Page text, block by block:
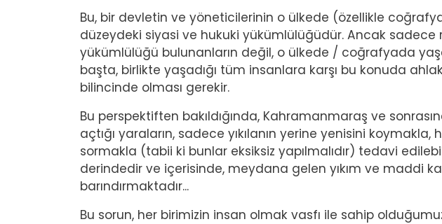
Bu, bir devletin ve yöneticilerinin o ülkede (özellikle
düzeydeki siyasi ve hukuki yükümlülüğüdür. Ancak sadece
yükümlülüğü bulunanların değil, o ülkede / coğrafyada
başta, birlikte yaşadığı tüm insanlara karşı bu konuda
bilincinde olması gerekir.
Bu perspektiften bakıldığında, Kahramanmaraş ve
açtığı yaraların, sadece yıkılanın yerine yenisini
sormakla (tabii ki bunlar eksiksiz yapılmalıdır) tedavi
derindedir ve içerisinde, meydana gelen yıkım ve maddi
barındırmaktadır...
Bu sorun, her birimizin insan olmak vasfı ile sahip